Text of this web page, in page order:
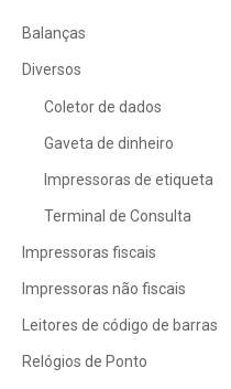
Balanças
Diversos
Coletor de dados
Gaveta de dinheiro
Impressoras de etiqueta
Terminal de Consulta
Impressoras fiscais
Impressoras não fiscais
Leitores de código de barras
Relógios de Ponto